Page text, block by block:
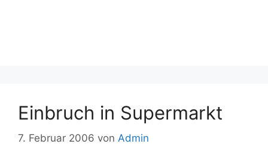
Einbruch in Supermarkt
7. Februar 2006 von Admin